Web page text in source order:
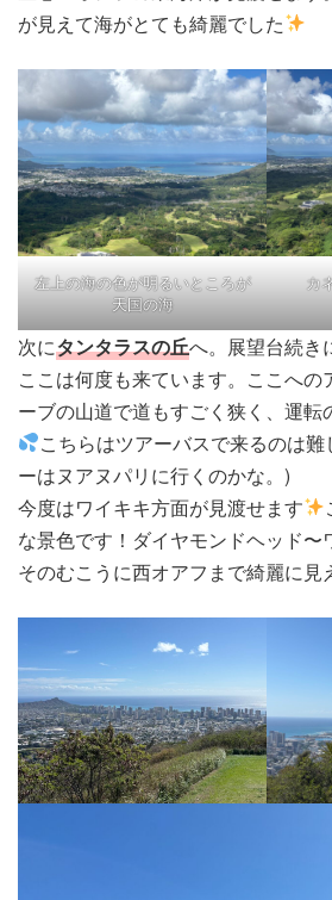
が見えて海がとても綺麗でした
左上の海の色が明るいところが
天国の海
カ
次にタンタラスの丘へ。展望台続
ここは何度も来ています。ここへの
ーブの山道で道もすごく狭く、運転
こちらはツアーバスで来るのは
ーはヌアヌパリに行くのかな。)
今度はワイキキ方面が見渡せます
な景色です！ダイヤモンドヘッド〜
そのむこうに西オアフまで綺麗に見